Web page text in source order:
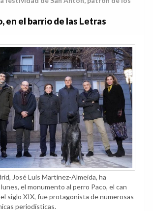
en el barrio de las Letras
José Luis Martínez-Almeida, ha
el monumento al perro Paco, el can
siglo XIX, fue protagonista de numerosas
periodísticas.